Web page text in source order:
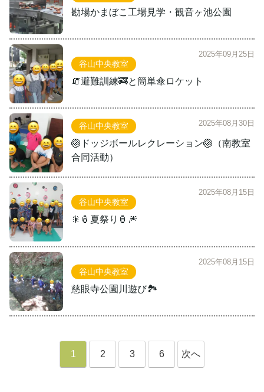
勘場かまぼこ工場見学・観音ヶ池公園
谷山中央教室
🧯避難訓練🚒と簡単傘ロケット
2025年09月25日
谷山中央教室
🏐ドッジボールレクレーション🏐（南教室
合同活動）
2025年08月30日
谷山中央教室
🎇🏮夏祭り🏮🎆
2025年08月15日
谷山中央教室
慈眼寺公園川遊び🏞️
2025年08月15日
1 2 3 6 次へ